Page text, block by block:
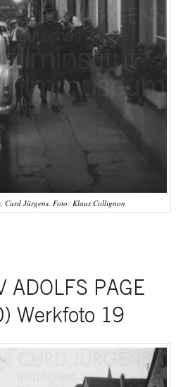
Curd Jürgens. Foto: Klaus Collignon
ADOLFS PAGE
Werkfoto 19